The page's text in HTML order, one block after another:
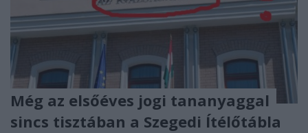
Még az elsőéves jogi tananyaggal
sincs tisztában a Szegedi Ítélőtábla